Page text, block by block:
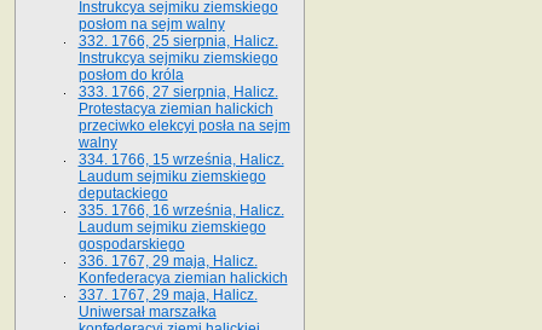
Instrukcya sejmiku ziemskiego
posłom na sejm walny
332. 1766, 25 sierpnia, Halicz.
Instrukcya sejmiku ziemskiego
posłom do króla
333. 1766, 27 sierpnia, Halicz.
Protestacya ziemian halickich
przeciwko elekcyi posła na sejm
walny
334. 1766, 15 września, Halicz.
Laudum sejmiku ziemskiego
deputackiego
335. 1766, 16 września, Halicz.
Laudum sejmiku ziemskiego
gospodarskiego
336. 1767, 29 maja, Halicz.
Konfederacya ziemian halickich
337. 1767, 29 maja, Halicz.
Uniwersał marszałka